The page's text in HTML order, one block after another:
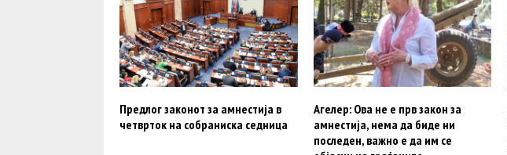
Предлог законот за амнестија в
четврток на собраниска седница
Агелер: Ова не е прв закон за
амнестија, нема да биде ни
последен, важно е да им се